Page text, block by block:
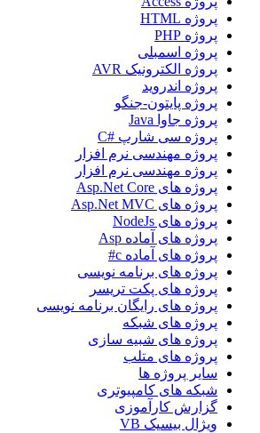
پروژه HTML
پروژه PHP
پروژه اسمبلی
پروژه الکترونیک AVR
پروژه اندروید
پروژه پایتون-جنگو
پروژه جاوا Java
پروژه سی شارپ #C
پروژه مهندسی نرم افزار
پروژه مهندسی نرم افزار
پروژه های Asp.Net Core
پروژه های Asp.Net MVC
پروژه های NodeJs
پروژه های آماده Asp
پروژه های آماده c#
پروژه های برنامه نویسی
پروژه های پکت تریسر
پروژه های رایگان برنامه نویسی
پروژه های شبکه
پروژه های شبیه سازی
پروژه های متلب
سایر پروژه ها
شبکه های کامپیوتری
گزارش کارآموزی
ویژال بیسیک VB